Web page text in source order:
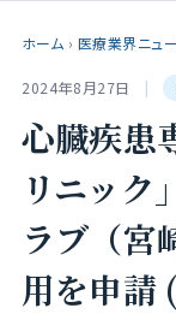
ホーム › 医療業界ニュ
2024年8月27日 |
心臓疾患
リニック
ラブ（宮
用を申請